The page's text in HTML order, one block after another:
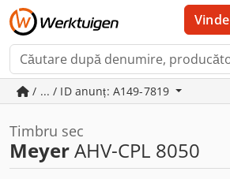
Vinde
/ ... / ID anunț: A149-7819
Timbru sec
MeyerAHV-CPL 8050